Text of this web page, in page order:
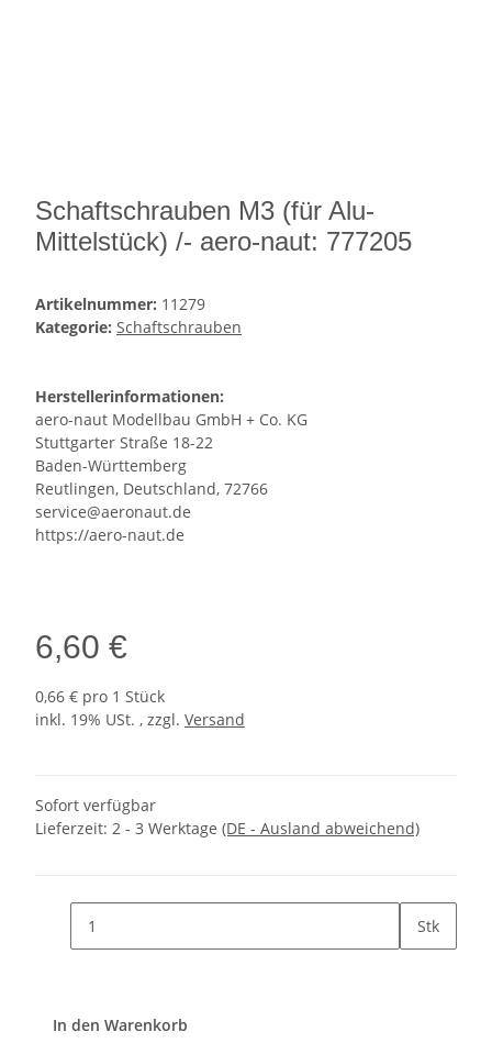
Schaftschrauben M3 (für Alu-
Mittelstück) /- aero-naut: 777205
Artikelnummer: 11279
Kategorie: Schaftschrauben
Herstellerinformationen:
aero-naut Modellbau GmbH + Co. KG
Stuttgarter Straße 18-22
Baden-Württemberg
Reutlingen, Deutschland, 72766
service@aeronaut.de
https://aero-naut.de
6,60 €
0,66 € pro 1 Stück
inkl. 19% USt. , zzgl. Versand
Sofort verfügbar
Lieferzeit: 2 - 3 Werktage (DE - Ausland abweichend)
Stk
In den Warenkorb